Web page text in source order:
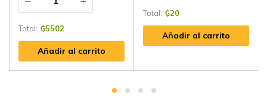
Total: ₲5502
Añadir al carrito
Total: ₲20
Añadir al carrito